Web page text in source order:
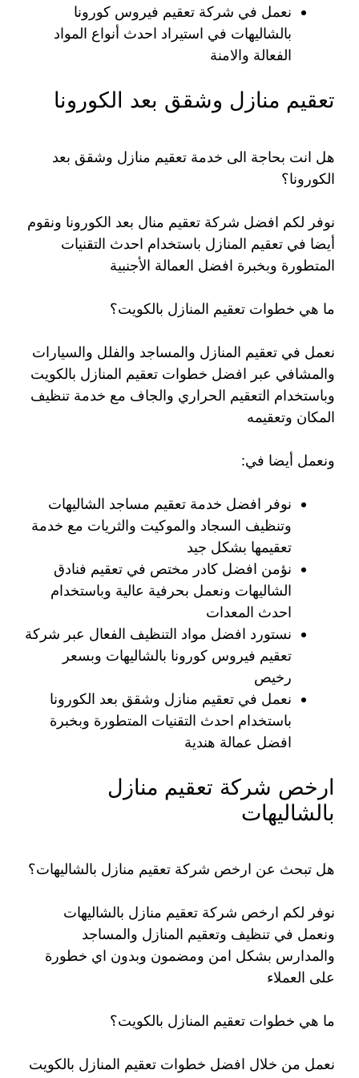
نعمل في شركة تعقيم فيروس كورونا
بالشاليهات في استيراد احدث أنواع المواد
الفعالة والامنة
تعقيم منازل وشقق بعد الكورونا
هل انت بحاجة الى خدمة تعقيم منازل وشقق بعد
الكورونا؟
نوفر لكم افضل شركة تعقيم منال بعد الكورونا ونقوم
أيضا في تعقيم المنازل باستخدام احدث التقنيات
المتطورة وبخبرة افضل العمالة الأجنبية
ما هي خطوات تعقيم المنازل بالكويت؟
نعمل في تعقيم المنازل والمساجد والفلل والسيارات
والمشافي عبر افضل خطوات تعقيم المنازل بالكويت
وباستخدام التعقيم الحراري والجاف مع خدمة تنظيف
المكان وتعقيمه
ونعمل أيضا في:
نوفر افضل خدمة تعقيم مساجد الشاليهات
وتنظيف السجاد والموكيت والثريات مع خدمة
تعقيمها بشكل جيد
نؤمن افضل كادر مختص في تعقيم فنادق
الشاليهات ونعمل بحرفية عالية وباستخدام
احدث المعدات
نستورد افضل مواد التنظيف الفعال عبر شركة
تعقيم فيروس كورونا بالشاليهات وبسعر
رخيص
نعمل في تعقيم منازل وشقق بعد الكورونا
باستخدام احدث التقنيات المتطورة وبخبرة
افضل عمالة هندية
ارخص شركة تعقيم منازل
بالشاليهات
هل تبحث عن ارخص شركة تعقيم منازل بالشاليهات؟
نوفر لكم ارخص شركة تعقيم منازل بالشاليهات
ونعمل في تنظيف وتعقيم المنازل والمساجد
والمدارس بشكل امن ومضمون وبدون اي خطورة
على العملاء
ما هي خطوات تعقيم المنازل بالكويت؟
نعمل من خلال افضل خطوات تعقيم المنازل بالكويت